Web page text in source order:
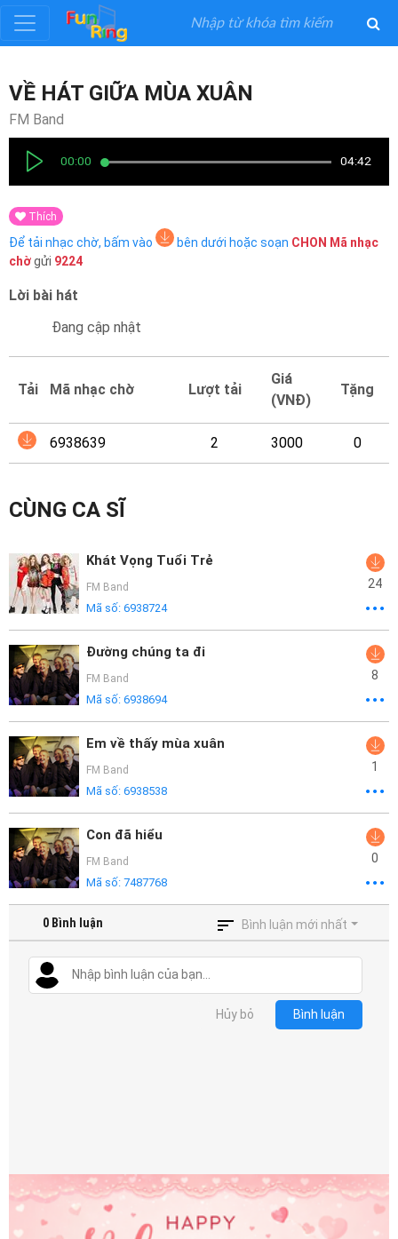
Đăng
ký
nhập
Thể
Loại
Nghệ
Mại
Hướng
Funring
Nghiệp
VỀ HÁT GIỮA MÙA XUÂN
FM Band
00:00 04:42
Thích
Để tải nhạc chờ, bấm vào bên dưới hoặc soạn CHON Mã nhạc
chờgửi 9224
Lời bài hát
Đang cập nhật
Tải Mã nhạc chờ Lượt tải
Giá
(VNĐ)
Tặng
6938639 2 3000 0
CÙNG CA SĨ
Khát Vọng Tuổi Trẻ
FM Band
Mã số: 6938724
24
Đường chúng ta đi
FM Band
Mã số: 6938694
8
Em về thấy mùa xuân
FM Band
Mã số: 6938538
1
Con đã hiểu
FM Band
Mã số: 7487768
0
0 Bình luận Bình luận mới nhất
Hủy bỏ Bình luận